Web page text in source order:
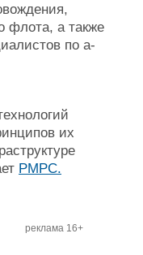
флота, а также
по а-
их
РМРС.
реклама 16+